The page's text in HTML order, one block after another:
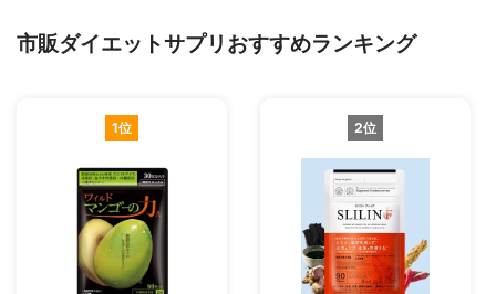
市販ダイエットサプリおすすめランキング
1位 2位